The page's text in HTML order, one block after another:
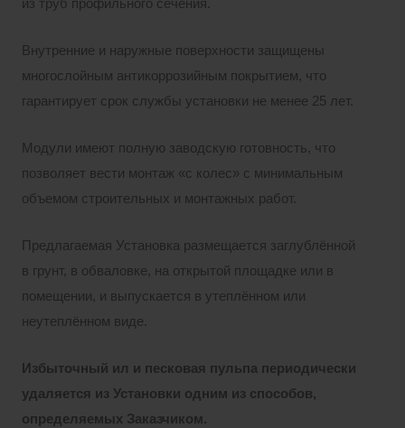
из труб профильного сечения.
Внутренние и наружные поверхности защищены
многослойным антикоррозийным покрытием, что
гарантирует срок службы установки не менее 25 лет.
Модули имеют полную заводскую готовность, что
позволяет вести монтаж «с колес» с минимальным
объемом строительных и монтажных работ.
Предлагаемая Установка размещается заглублённой
в грунт, в обваловке, на открытой площадке или в
помещении, и выпускается в утеплённом или
неутеплённом виде.
Избыточный ил и песковая пульпа периодически
удаляется из Установки одним из способов,
определяемых Заказчиком.